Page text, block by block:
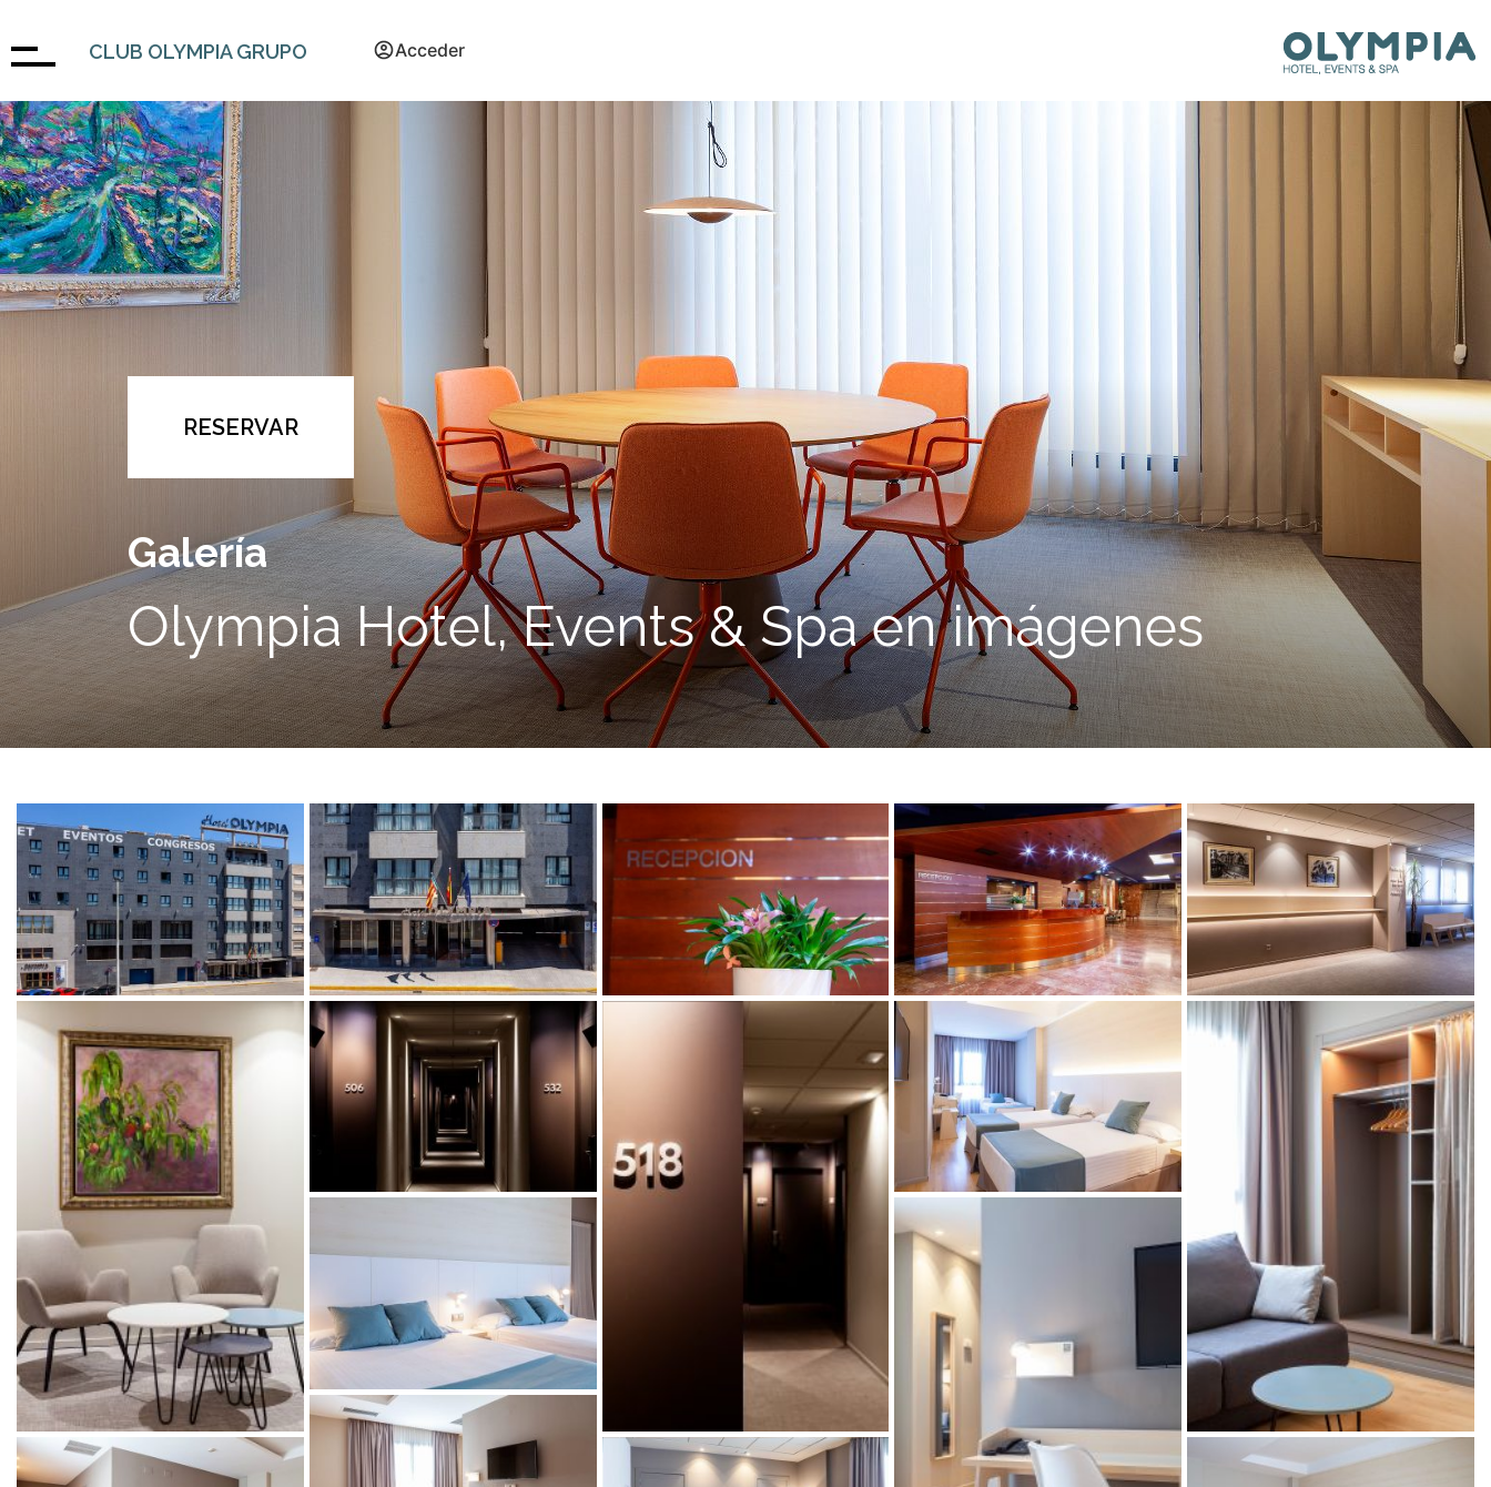
CLUB OLYMPIA GRUPO Acceder
RESERVAR
Galería
Olympia Hotel, Events & Spa en imágenes